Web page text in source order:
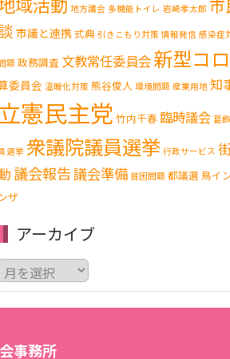
域活動 地方議会 多機能トイレ 岩崎孝太郎 市
市議と連携 式典 引きこもり対策 情報発信 感染症
題 政務調査 文教常任委員会 新型コ
委員会 温暖化対策 熊谷俊人 環境問題 産業用地 知
憲民主党 竹内千春 臨時議会 葛
選挙 衆議院議員選挙 行政サービス
議会報告議会準備 貧困問題 都議選 鳥イ
ザ
アーカイブ
事務所